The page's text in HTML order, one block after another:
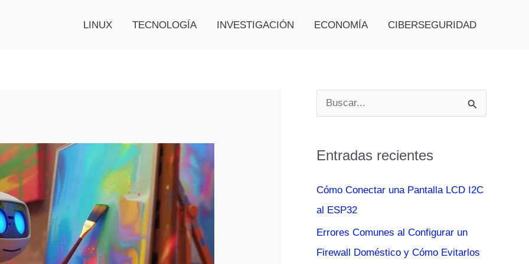
LINUX TECNOLOGÍA INVESTIGACIÓN ECONOMÍA CIBERSEGURIDAD
u
c
o
r
Entradas recientes
Cómo Conectar una Pantalla LCD I2C
al ESP32
Errores Comunes al Configurar un
Firewall Doméstico y Cómo Evitarlos